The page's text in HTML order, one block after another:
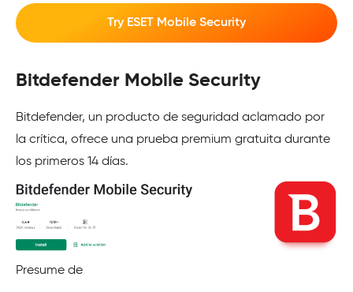
Try ESET Mobile Security
Bitdefender Mobile Security
Bitdefender, un producto de seguridad aclamado por
la crítica, ofrece una prueba premium gratuita durante
los primeros 14 días.
Presume de